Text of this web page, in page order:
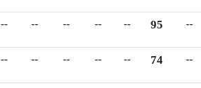
-- -- -- -- -- 95 --
-- -- -- -- -- 74 --